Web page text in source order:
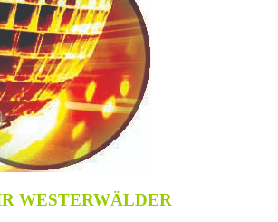
WESTERWÄLDER